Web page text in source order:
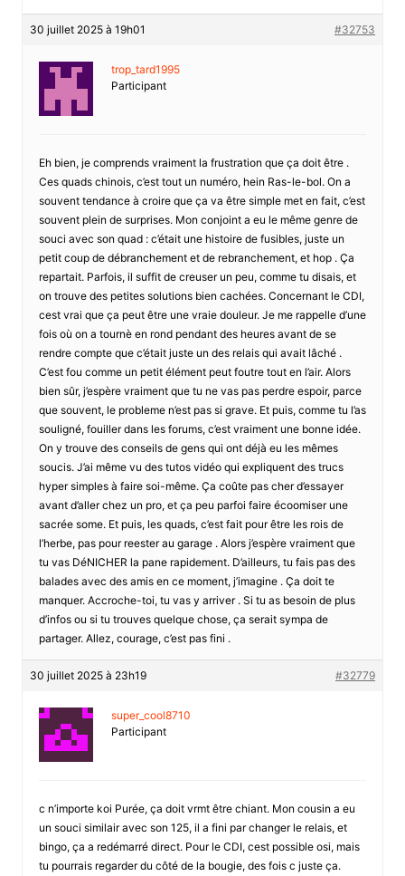
30 juillet 2025 à 19h01 #32753
trop_tard1995
Participant
Eh bien, je comprends vraiment la frustration que ça doit être .
Ces quads chinois, c’est tout un numéro, hein Ras-le-bol. On a
souvent tendance à croire que ça va être simple met en fait, c’est
souvent plein de surprises. Mon conjoint a eu le même genre de
souci avec son quad : c’était une histoire de fusibles, juste un
petit coup de débranchement et de rebranchement, et hop . Ça
repartait. Parfois, il suffit de creuser un peu, comme tu disais, et
on trouve des petites solutions bien cachées. Concernant le CDI,
cest vrai que ça peut être une vraie douleur. Je me rappelle d’une
fois où on a tournè en rond pendant des heures avant de se
rendre compte que c’était juste un des relais qui avait lâché .
C’est fou comme un petit élément peut foutre tout en l’air. Alors
bien sûr, j’espère vraiment que tu ne vas pas perdre espoir, parce
que souvent, le probleme n’est pas si grave. Et puis, comme tu l’as
souligné, fouiller dans les forums, c’est vraiment une bonne idée.
On y trouve des conseils de gens qui ont déjà eu les mêmes
soucis. J’ai même vu des tutos vidéo qui expliquent des trucs
hyper simples à faire soi-même. Ça coûte pas cher d’essayer
avant d’aller chez un pro, et ça peu parfoi faire écoomiser une
sacrée some. Et puis, les quads, c’est fait pour être les rois de
l’herbe, pas pour reester au garage . Alors j’espère vraiment que
tu vas DéNICHER la pane rapidement. D’ailleurs, tu fais pas des
balades avec des amis en ce moment, j’imagine . Ça doit te
manquer. Accroche-toi, tu vas y arriver . Si tu as besoin de plus
d’infos ou si tu trouves quelque chose, ça serait sympa de
partager. Allez, courage, c’est pas fini .
30 juillet 2025 à 23h19 #32779
super_cool8710
Participant
c n’importe koi Purée, ça doit vrmt être chiant. Mon cousin a eu
un souci similair avec son 125, il a fini par changer le relais, et
bingo, ça a redémarré direct. Pour le CDI, cest possible osi, mais
tu pourrais regarder du côté de la bougie, des fois c juste ça.